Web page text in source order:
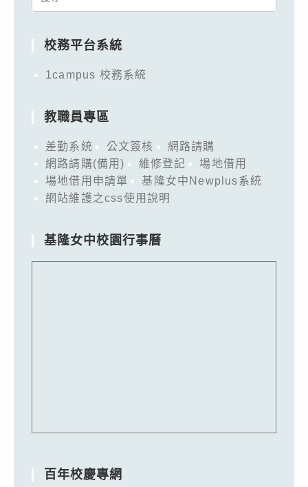
校務平台系統
1campus 校務系統
教職員專區
差勤系統 公文簽核
網路請購
網路請購(備用)
維修登記
場地借用
場地借用申請單
基隆女中Newplus系統
網站維護之css使用說明
基隆女中校園行事曆
百年校慶專網